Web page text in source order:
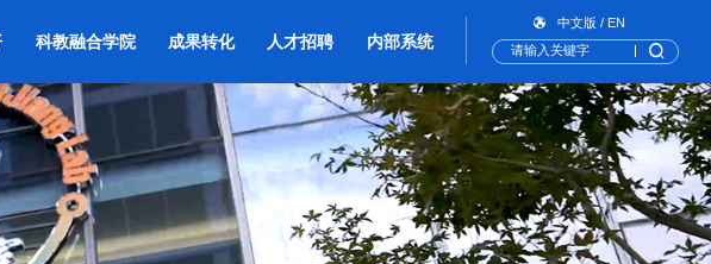
中文版 / EN
科教融合学院 成果转化 人才招聘 内部系统